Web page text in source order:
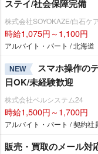
ステイ/社会保障完備
株式会社SOYOKAZE/白石ケ
時給1,075円～1,100円
アルバイト・パート / 北海道
NEW
スマホ操作の
日OK/未経験歓迎
株式会社ベルシステム24
時給1,500円～1,700円
アルバイト・パート / 契約社
販売・買取のメール対